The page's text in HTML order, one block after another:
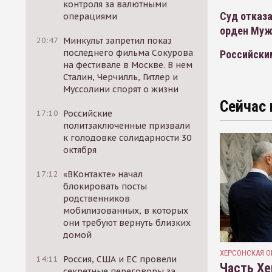
контроля за валютными
операциями
20:47 Минкульт запретил показ
последнего фильма Сокурова
на фестивале в Москве. В нем
Сталин, Черчилль, Гитлер и
Муссолини спорят о жизни
17:10 Российские
политзаключенные призвали
к голодовке солидарности 30
октября
17:12 «ВКонтакте» начал
блокировать посты
родственников
мобилизованных, в которых
они требуют вернуть близких
домой
14:11
Россия, США и ЕС провели
Суд
орден
Сейчас
ХЕРСОНСКАЯ
Часть